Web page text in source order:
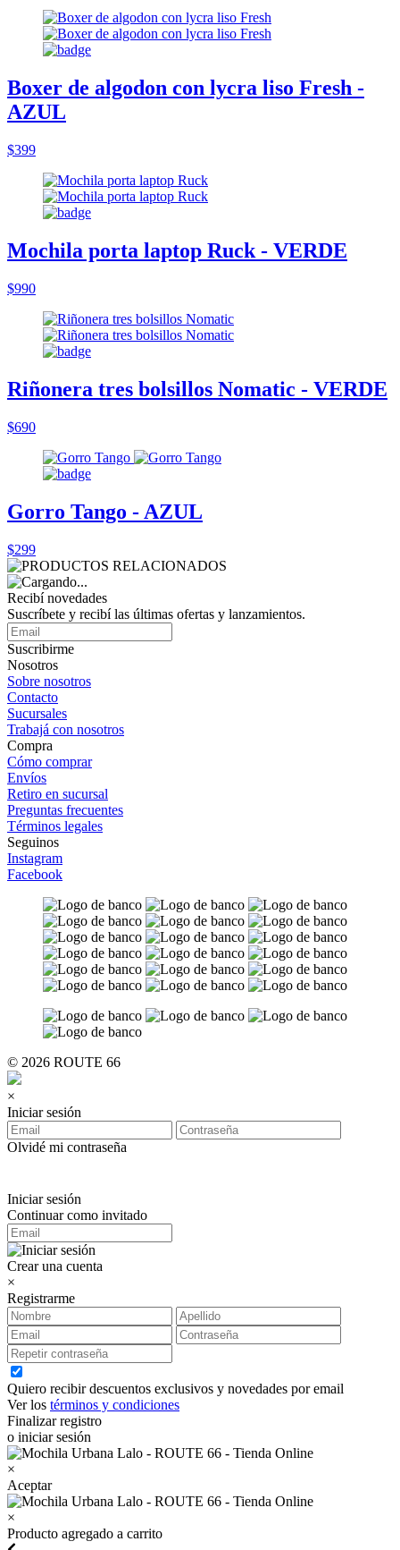
Boxer de algodon con lycra liso Fresh -
AZUL
$399
Mochila porta laptop Ruck - VERDE
$990
Riñonera tres bolsillos Nomatic - VERDE
$690
Gorro Tango - AZUL
$299
Recibí novedades
Suscríbete y recibí las últimas ofertas y lanzamientos.
Suscribirme
Nosotros
Sobre nosotros
Contacto
Sucursales
Trabajá con nosotros
Compra
Cómo comprar
Envíos
Retiro en sucursal
Preguntas frecuentes
Términos legales
Seguinos
Instagram
Facebook
© 2026 ROUTE 66
×
Iniciar sesión
Olvidé mi contraseña
Iniciar sesión
Continuar como invitado
Crear una cuenta
×
Registrarme
Quiero recibir descuentos exclusivos y novedades por email
Ver los términos y condiciones
Finalizar registro
o iniciar sesión
×
Aceptar
×
Producto agregado a carrito